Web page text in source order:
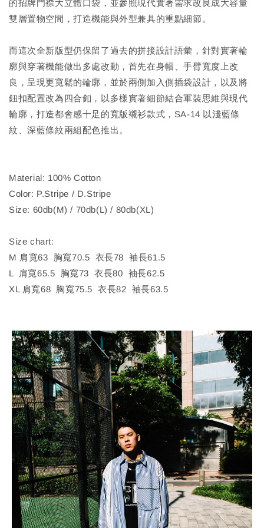
的招牌門襟大立體口袋，並參照現代實著需求改良成大容量
雙層置物空間，打造機能與外型兼具的重點細節。
而這次全新版型仍保留了過去的拼接設計語彙，針對實著輪
廓與穿著機能做出多處改動，首先在身幅、手臂寬度上改
良，呈現更寬鬆的輪廓，並於兩側加入側插袋設計，以及將
鈕扣配置改為四合釦，以多樣實著細節結合軍裝思維與現代
輪廓，打造都會感十足的寬版襯衫款式，SA-14 以淺藍條
紋、深藍條紋兩組配色推出。
Material: 100% Cotton
Color: P.Stripe / D.Stripe
Size: 60db(M) / 70db(L) / 80db(XL)
Size chart:
M 肩寬63 胸寬70.5 衣長78 袖長61.5
L 肩寬65.5 胸寬73 衣長80 袖長62.5
XL 肩寬68 胸寬75.5 衣長82 袖長63.5